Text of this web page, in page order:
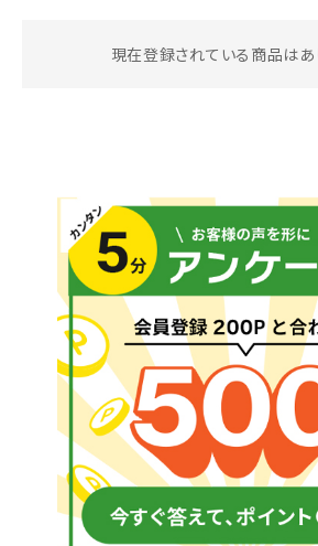
作業用品
補修部品
レンタル
ブログ
利用ガイド FAQ
現在登録されている商品はあ